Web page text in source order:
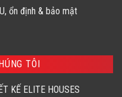
ổn định & bảo mật
TÔI
KẾ ELITE HOUSES